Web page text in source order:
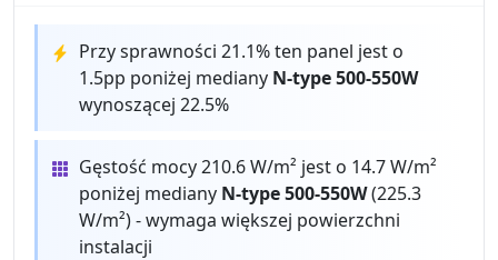
Przy sprawności 21.1% ten panel jest o
1.5pp poniżej mediany N-type 500-550W
wynoszącej 22.5%
Gęstość mocy 210.6 W/m² jest o 14.7 W/m²
poniżej mediany N-type 500-550W(225.3
W/m²) - wymaga większej powierzchni
instalacji